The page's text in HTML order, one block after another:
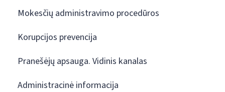
Mokesčių administravimo procedūros
Korupcijos prevencija
Pranešėjų apsauga. Vidinis kanalas
Administracinė informacija